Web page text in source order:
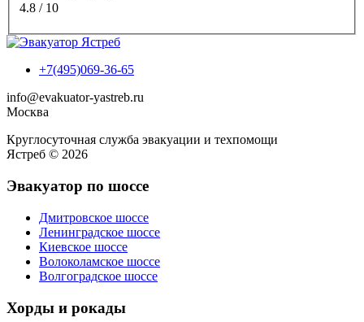
4.8 / 10
+7(495)069-36-65
info@evakuator-yastreb.ru
Москва
Круглосуточная служба эвакуации и техпомощи
Ястреб © 2026
Эвакуатор по шоссе
Дмитровское шоссе
Ленинградское шоссе
Киевское шоссе
Волоколамское шоссе
Волгоградское шоссе
Хорды и рокады